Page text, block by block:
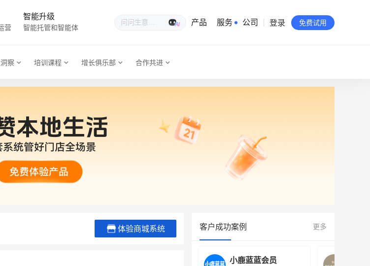
营
智能升级
智能托管和智能体
生意专家
产品 服务 公司
有赞公益
站点地图
登录 免费试用
察 培训课程 增长俱乐部 合作共进
体验商城系统 客户成功案例 更多
小鹿蓝蓝会员